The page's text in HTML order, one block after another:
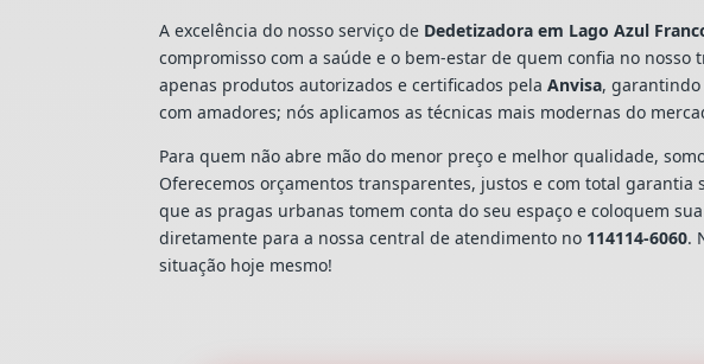
A excelência do nosso serviço de Dedetizadora em Lago Azul
compromisso com a saúde e o bem-estar de quem confia no nosso
apenas produtos autorizados e certificados pelaAnvisa,
com amadores; nós aplicamos as técnicas mais modernas do
Para quem não abre mão do menor preço e melhor qualidade,
Oferecemos orçamentos transparentes, justos e com total
que as pragas urbanas tomem conta do seu espaço e coloquem
diretamente para a nossa central de atendimento no 114114-6060.
situação hoje mesmo!